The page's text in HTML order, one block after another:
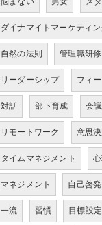
ダイナマイトマーケティ
自然の法則 管理職研修
リーダーシップ フィ
対話 部下育成 会議
リモートワーク 意思
タイムマネジメント
マネジメント 自己啓発
一流 習慣 目標設定